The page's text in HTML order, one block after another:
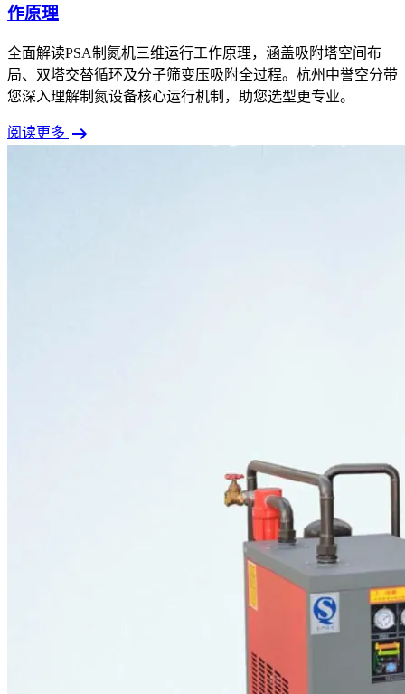
作原理
全面解读PSA制氮机三维运行工作原理，涵盖吸附塔空间布
局、双塔交替循环及分子筛变压吸附全过程。杭州中誉空分带
您深入理解制氮设备核心运行机制，助您选型更专业。
阅读更多 arrow_right_alt